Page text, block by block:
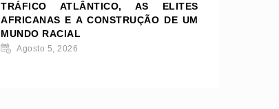
TRÁFICO ATLÂNTICO, AS ELITES
AFRICANAS E A CONSTRUÇÃO DE UM
MUNDO RACIAL
Agosto 5, 2026